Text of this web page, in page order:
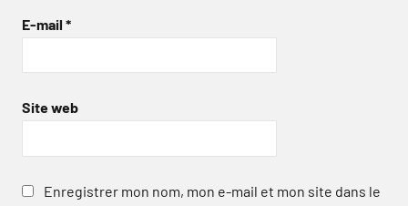
E-mail *
Site web
Enregistrer mon nom, mon e-mail et mon site dans le